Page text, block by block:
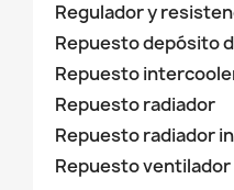
Regulador y
Repuesto depósito
Repuesto
Repuesto radiador
Repuesto radiador
Repuesto ventilador